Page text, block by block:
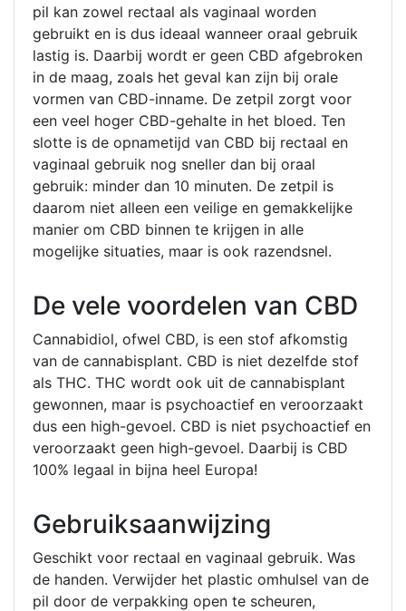
pil kan zowel rectaal als vaginaal worden
gebruikt en is dus ideaal wanneer oraal gebruik
lastig is. Daarbij wordt er geen CBD afgebroken
in de maag, zoals het geval kan zijn bij orale
vormen van CBD-inname. De zetpil zorgt voor
een veel hoger CBD-gehalte in het bloed. Ten
slotte is de opnametijd van CBD bij rectaal en
vaginaal gebruik nog sneller dan bij oraal
gebruik: minder dan 10 minuten. De zetpil is
daarom niet alleen een veilige en gemakkelijke
manier om CBD binnen te krijgen in alle
mogelijke situaties, maar is ook razendsnel.
De vele voordelen van CBD
Cannabidiol, ofwel CBD, is een stof afkomstig
van de cannabisplant. CBD is niet dezelfde stof
als THC. THC wordt ook uit de cannabisplant
gewonnen, maar is psychoactief en veroorzaakt
dus een high-gevoel. CBD is niet psychoactief en
veroorzaakt geen high-gevoel. Daarbij is CBD
100% legaal in bijna heel Europa!
Gebruiksaanwijzing
Geschikt voor rectaal en vaginaal gebruik. Was
de handen. Verwijder het plastic omhulsel van de
pil door de verpakking open te scheuren,